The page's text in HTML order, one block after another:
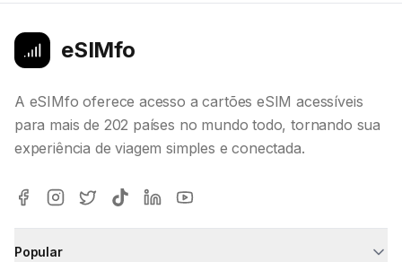
eSIMfo
A eSIMfo oferece acesso a cartões eSIM acessíveis
para mais de 202 países no mundo todo, tornando sua
experiência de viagem simples e conectada.
Popular